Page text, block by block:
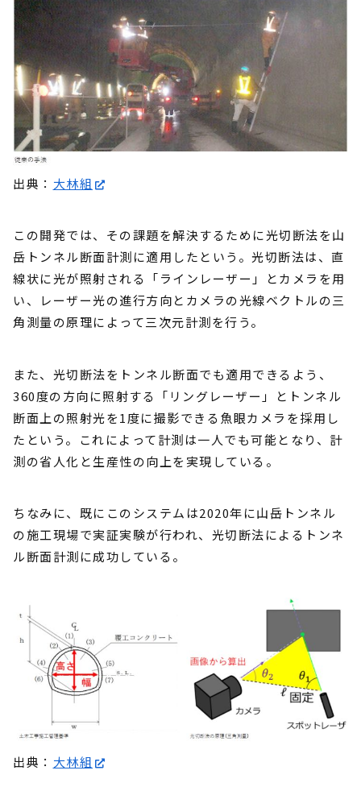
出典： 大林組
この開発では、その課題を解決するために光切断法を山
岳トンネル断面計測に適用したという。光切断法は、直
線状に光が照射される「ラインレーザー」とカメラを用
い、レーザー光の進行方向とカメラの光線ベクトルの三
角測量の原理によって三次元計測を行う。
また、光切断法をトンネル断面でも適用できるよう、
360度の方向に照射する「リングレーザー」とトンネル
断面上の照射光を1度に撮影できる魚眼カメラを採用し
たという。これによって計測は一人でも可能となり、計
測の省人化と生産性の向上を実現している。
ちなみに、既にこのシステムは2020年に山岳トンネル
の施工現場で実証実験が行われ、光切断法によるトンネ
ル断面計測に成功している。
出典： 大林組